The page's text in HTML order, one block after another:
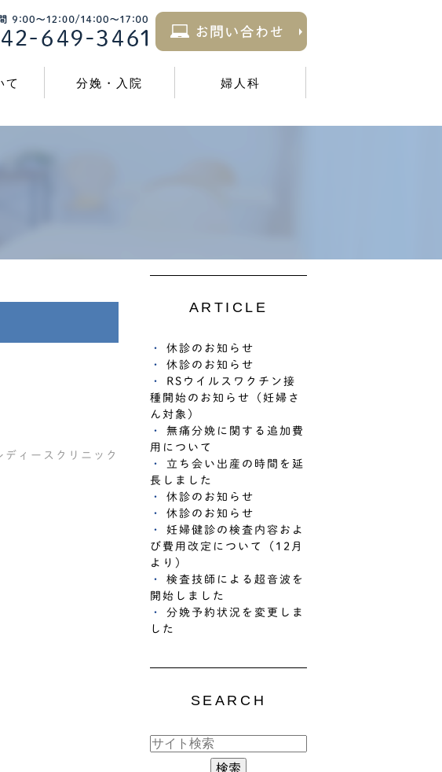
て 分娩・入院 婦人科
ディースクリニック
ARTICLE
休診のお知らせ
休診のお知らせ
RSウイルスワクチン接
種開始のお知らせ（妊婦さ
ん対象）
無痛分娩に関する追加費
用について
立ち会い出産の時間を延
長しました
休診のお知らせ
休診のお知らせ
妊婦健診の検査内容およ
び費用改定について（12月
より）
検査技師による超音波を
開始しました
分娩予約状況を変更しま
した
SEARCH